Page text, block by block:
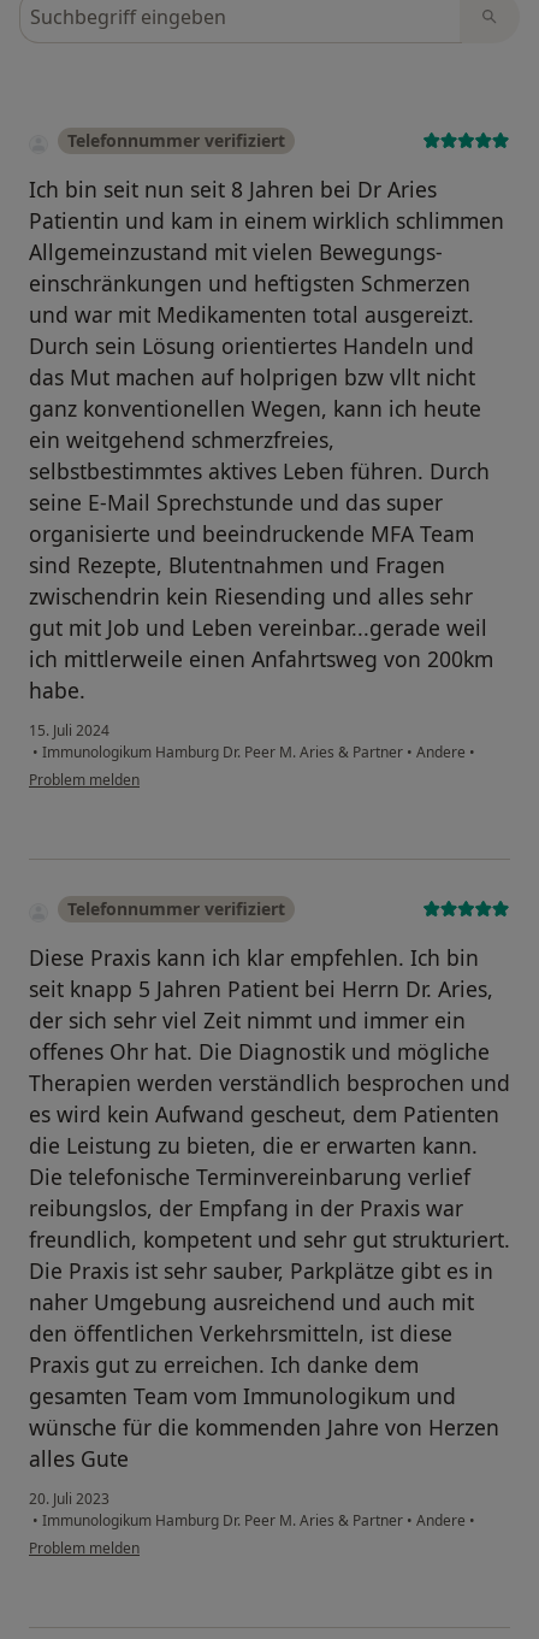
Telefonnummer verifiziert
Ich bin seit nun seit 8 Jahren bei Dr Aries
Patientin und kam in einem wirklich schlimmen
Allgemeinzustand mit vielen Bewegungs-
einschränkungen und heftigsten Schmerzen
und war mit Medikamenten total ausgereizt.
Durch sein Lösung orientiertes Handeln und
das Mut machen auf holprigen bzw vllt nicht
ganz konventionellen Wegen, kann ich heute
ein weitgehend schmerzfreies,
selbstbestimmtes aktives Leben führen. Durch
seine E-Mail Sprechstunde und das super
organisierte und beeindruckende MFA Team
sind Rezepte, Blutentnahmen und Fragen
zwischendrin kein Riesending und alles sehr
gut mit Job und Leben vereinbar...gerade weil
ich mittlerweile einen Anfahrtsweg von 200km
habe.
15. Juli 2024
• Immunologikum Hamburg Dr. Peer M. Aries & Partner • Andere •
Problem melden
Telefonnummer verifiziert
Diese Praxis kann ich klar empfehlen. Ich bin
seit knapp 5 Jahren Patient bei Herrn Dr. Aries,
der sich sehr viel Zeit nimmt und immer ein
offenes Ohr hat. Die Diagnostik und mögliche
Therapien werden verständlich besprochen und
es wird kein Aufwand gescheut, dem Patienten
die Leistung zu bieten, die er erwarten kann.
Die telefonische Terminvereinbarung verlief
reibungslos, der Empfang in der Praxis war
freundlich, kompetent und sehr gut strukturiert.
Die Praxis ist sehr sauber, Parkplätze gibt es in
naher Umgebung ausreichend und auch mit
den öffentlichen Verkehrsmitteln, ist diese
Praxis gut zu erreichen. Ich danke dem
gesamten Team vom Immunologikum und
wünsche für die kommenden Jahre von Herzen
alles Gute
20. Juli 2023
• Immunologikum Hamburg Dr. Peer M. Aries & Partner • Andere •
Problem melden